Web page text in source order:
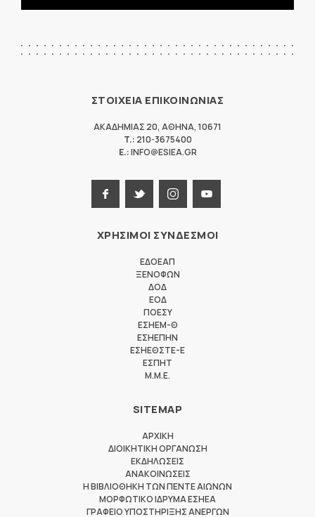
ΣΤΟΙΧΕΙΑ ΕΠΙΚΟΙΝΩΝΙΑΣ
ΑΚΑΔΗΜΙΑΣ 20, ΑΘΗΝΑ, 10671
T.: 210-3675400
E.:INFO@ESIEA.GR
ΧΡΗΣΙΜΟΙ ΣΥΝΔΕΣΜΟΙ
ΕΔΟΕΑΠ
ΞΕΝΟΦΩΝ
ΔΟΔ
ΕΟΔ
ΠΟΕΣΥ
ΕΣΗΕΜ-Θ
ΕΣΗΕΠΗΝ
ΕΣΗΕΘΣΤΕ-Ε
ΕΣΠΗΤ
M.M.E.
SITEMAP
ΑΡΧΙΚΗ
ΔΙΟΙΚΗΤΙΚΗ ΟΡΓΑΝΩΣΗ
ΕΚΔΗΛΩΣΕΙΣ
ΑΝΑΚΟΙΝΩΣΕΙΣ
Η ΒΙΒΛΙΟΘΗΚΗ ΤΩΝ ΠΕΝΤΕ ΑΙΩΝΩΝ
ΜΟΡΦΩΤΙΚΟ ΙΔΡΥΜΑ ΕΣΗΕΑ
ΓΡΑΦΕΙΟ ΥΠΟΣΤΗΡΙΞΗΣ ΑΝΕΡΓΩΝ